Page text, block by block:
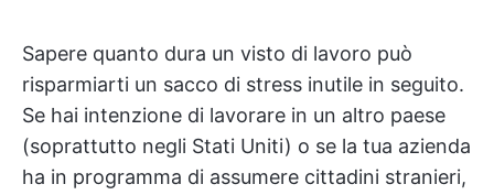
Sapere quanto dura un visto di lavoro può
risparmiarti un sacco di stress inutile in seguito.
Se hai intenzione di lavorare in un altro paese
(soprattutto negli Stati Uniti) o se la tua azienda
ha in programma di assumere cittadini stranieri,